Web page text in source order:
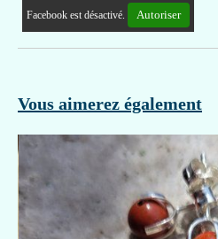
Facebook est désactivé. Autoriser
Vous aimerez également